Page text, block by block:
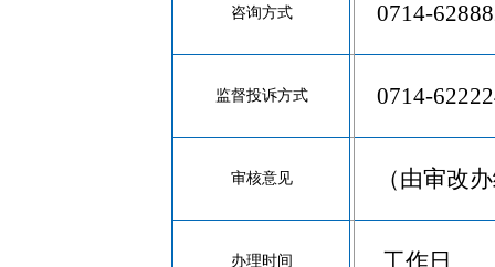
咨询方式 0714-
监督投诉方式 0714-
审核意见 （由审改
办理时间 工作日